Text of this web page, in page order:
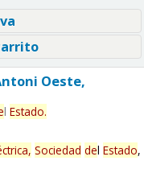
Oeste,
l Estado.
Sociedad del Estado,